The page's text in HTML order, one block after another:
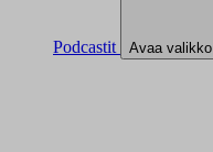
Podcastit Avaa valikko